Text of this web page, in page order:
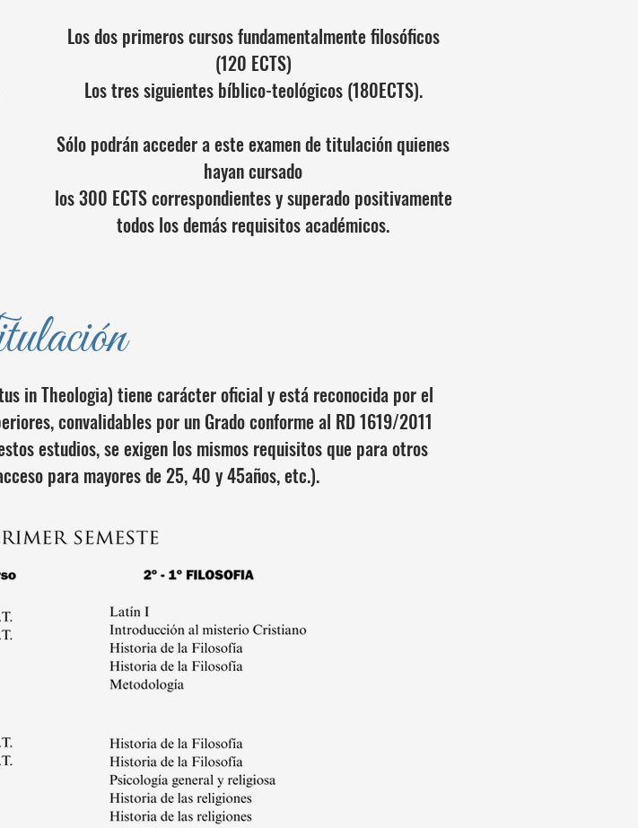
Los dos primeros cursos fundamentalmente filosóficos
(120 ECTS)
Los tres siguientes bíblico-teológicos (180ECTS).
Sólo podrán acceder a este examen de titulación quienes
hayan cursado
los 300 ECTS correspondientes y superado positivamente
todos los demás requisitos académicos.
in Theologia) tiene carácter oficial y está reconocida por el
convalidables por un Grado conforme al RD 1619/2011
estudios, se exigen los mismos requisitos que para otros
para mayores de 25, 40 y 45años, etc.).